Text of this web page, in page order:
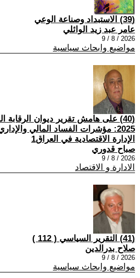
(39) الاستبداد وصناعة الوعي
عامر عبد زيد الوائلي
2026 / 8 / 9
مواضيع وابحاث سياسية
(40) على هامش تقرير ديوان الرقابة
2025: مؤشرات الفساد المالي
الإدارة الاقتصادية في العراق1
صباح قدوري
2026 / 8 / 9
الادارة و الاقتصاد
(41) التقرير السياسي ( 112 )
صلاح بدرالدين
2026 / 8 / 9
مواضيع وابحاث سياسية